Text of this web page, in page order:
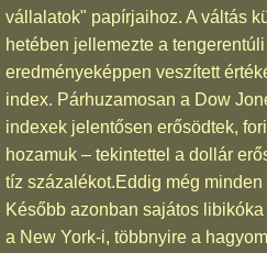
vállalatok" papírjaihoz. A váltás
hetében jellemezte a
eredményeképpen veszített
index. Párhuzamosan a Dow
indexek jelentősen erősödtek,
hozamuk – tekintettel a dollár
tíz százalékot.Eddig még
Később azonban sajátos
a New York-i, többnyire a